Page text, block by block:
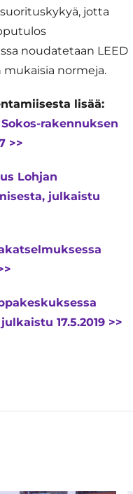
jotta
noudatetaan LEED
normeja.
lisää:
rakennuksen
>>
Lohjan
julkaistu
17.5.2019 >>